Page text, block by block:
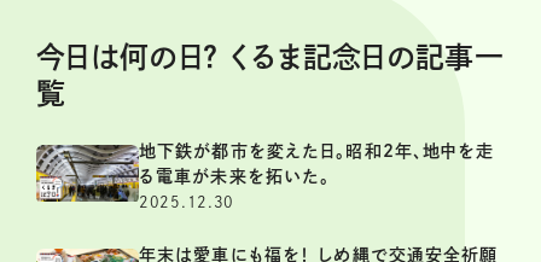
今日は何の日？ くるま記念日の記事一
覧
地下鉄が都市を変えた日。昭和2年、地中を走
る電車が未来を拓いた。
2025.12.30
年末は愛車にも福を！ しめ縄で交通安全祈願